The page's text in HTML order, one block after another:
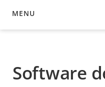
MENU
SOFTWARE DEL
Software